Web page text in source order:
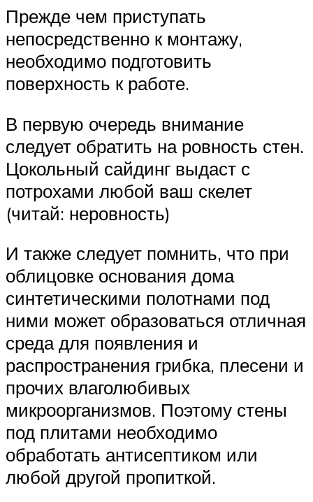
Прежде чем приступать
непосредственно к монтажу,
необходимо подготовить
поверхность к работе.
В первую очередь внимание
следует обратить на ровность стен.
Цокольный сайдинг выдаст с
потрохами любой ваш скелет
(читай: неровность)
И также следует помнить, что при
облицовке основания дома
синтетическими полотнами под
ними может образоваться отличная
среда для появления и
распространения грибка, плесени и
прочих влаголюбивых
микроорганизмов. Поэтому стены
под плитами необходимо
обработать антисептиком или
любой другой пропиткой.